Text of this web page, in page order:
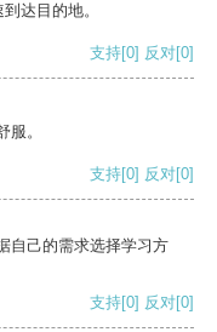
达目的地。
支持[0] 反对[0]
。
支持[0] 反对[0]
自己的需求选择学习方
支持[0] 反对[0]